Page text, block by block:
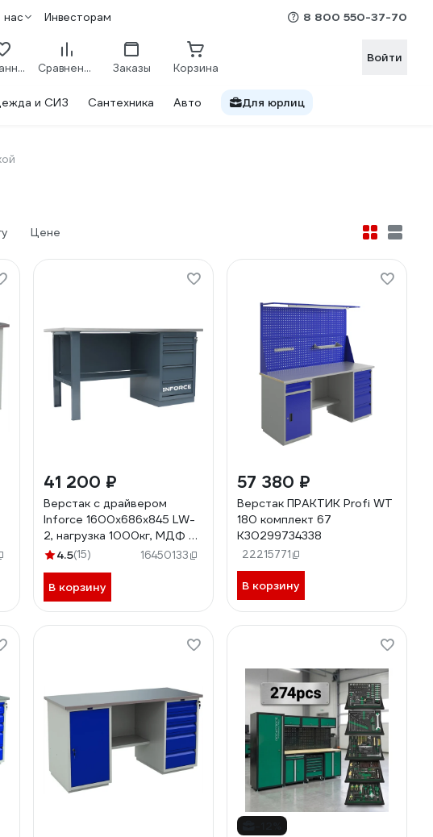
Инвесторам 8 800 550-37-70
Избранное Сравнение Заказы Корзина
Войти
и СИЗ Сантехника Авто Для юрлиц
Цене
41 200 ₽
Верстак с драйвером
Inforce 1600х686х845 LW-
2, нагрузка 1000кг, МДФ 25
мм, 05-01-006
4.5(15) 16450133
В корзину
57 380 ₽
Верстак ПРАКТИК Profi WT
180 комплект 67
К30299734338
22215771
В корзину